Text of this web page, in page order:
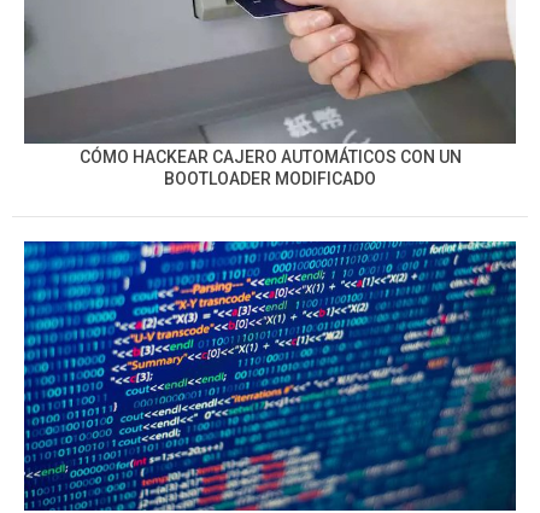
CÓMO HACKEAR CAJERO AUTOMÁTICOS CON UN
BOOTLOADER MODIFICADO